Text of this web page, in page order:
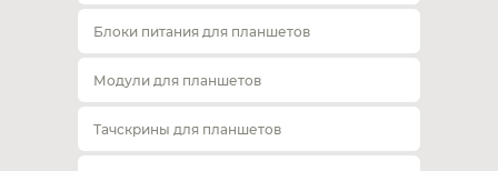
Блоки питания для планшетов
Модули для планшетов
Тачскрины для планшетов